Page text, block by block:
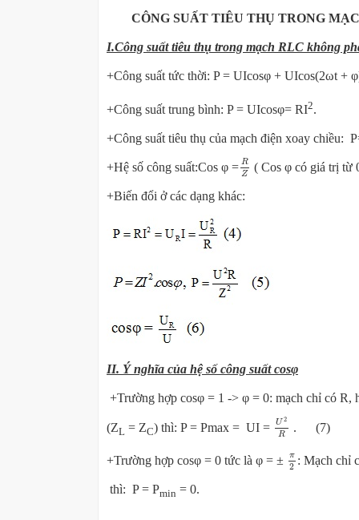
CÔNG SUẤT TIÊU THỤ TRONG
I.Công suất tiêu thụ trong mạch RLC không
+Công suất tức thời: P = UIcosφ + UIcos(2ωt
+Công suất trung bình: P = UIcosφ= RI2.
+Công suất tiêu thụ của mạch điện xoay chiều:
+Hệ số công suất:Cos φ = R
Z
RZ
( Cos φ có giá trị
+Biến đổi ở các dạng khác:
II. Ý nghĩa của hệ số công suất cosφ
+Trường hợp cosφ = 1 -> φ = 0: mạch chỉ có R,
(ZL = ZC) thì: P = Pmax = UI = U 2
R
U2
. (7)
+Trường hợp cosφ = 0 tức là φ = ± π
2
π2 : Mạch chỉ
thì: P = Pmin = 0.